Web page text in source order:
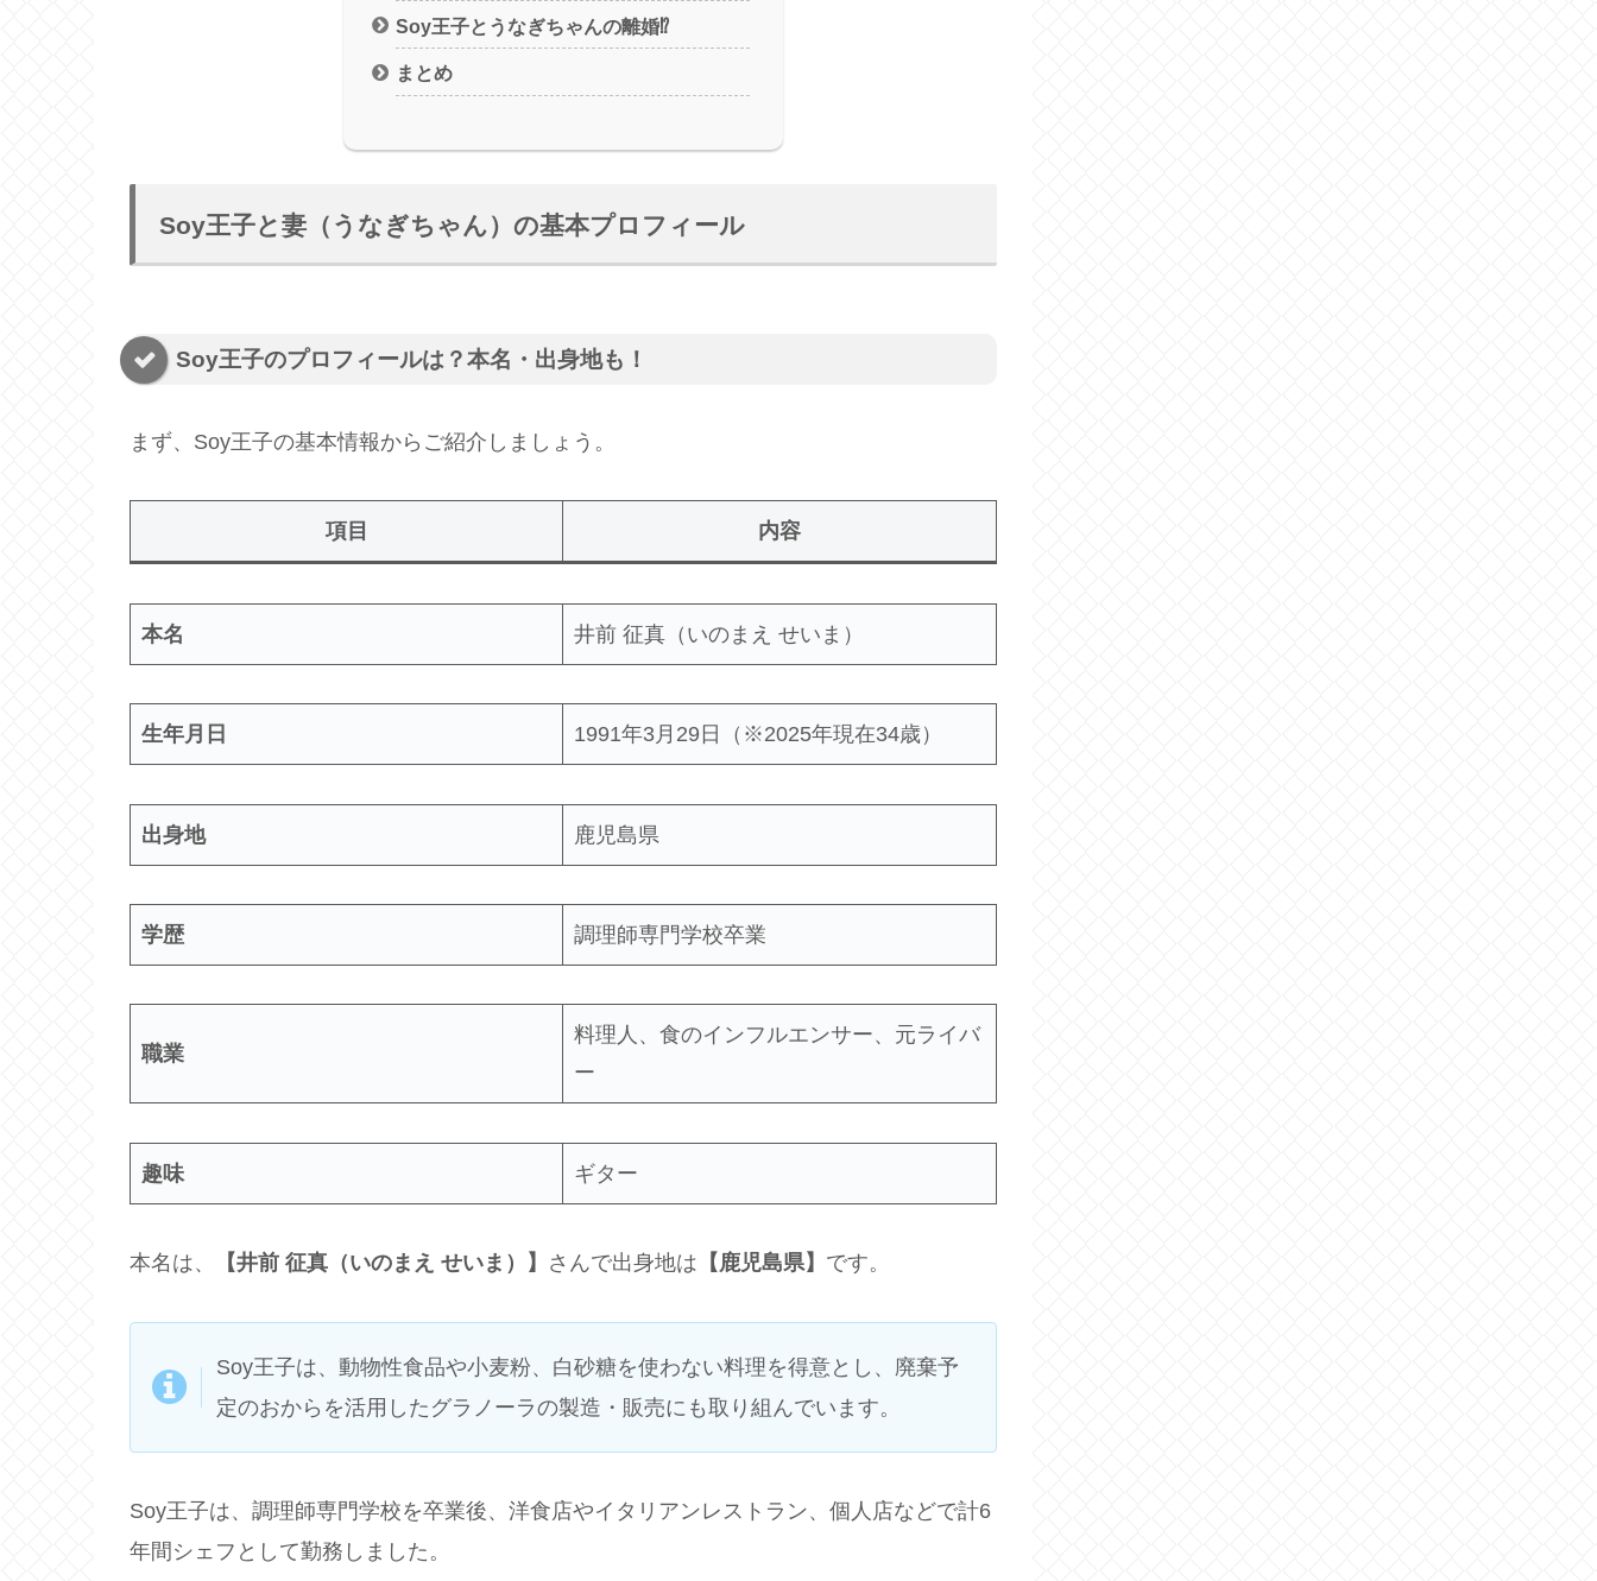
Soy王子とうなぎちゃんの離婚⁉
まとめ
Soy王子と妻（うなぎちゃん）の基本プロフィール
Soy王子のプロフィールは？本名・出身地も！
まず、Soy王子の基本情報からご紹介しましょう。
項目 内容
本名 井前 征真（いのまえ せいま）
生年月日 1991年3月29日（※2025年現在34歳）
出身地 鹿児島県
学歴 調理師専門学校卒業
職業
料理人、食のインフルエンサー、元ライバ
ー
趣味 ギター
本名は、 【井前 征真（いのまえ せいま）】 さんで出身地は 【鹿児島県】 です。
Soy王子は、動物性食品や小麦粉、白砂糖を使わない料理を得意とし、廃棄予
定のおからを活用したグラノーラの製造・販売にも取り組んでいます。​
Soy王子は、調理師専門学校を卒業後、洋食店やイタリアンレストラン、個人店などで計6
年間シェフとして勤務しました。​